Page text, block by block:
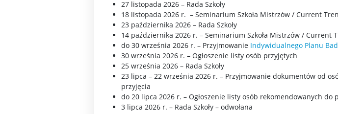
27 listopada 2026 – Rada Szkoły
18 listopada 2026 r. – Seminarium Szkoła Mistrzów / Current
23 października 2026 – Rada Szkoły
14 października 2026 r. – Seminarium Szkoła Mistrzów / Current
do 30 września 2026 r. – Przyjmowanie Indywidualnego Planu
30 września 2026 r. – Ogłoszenie listy osób przyjętych
25 września 2026 – Rada Szkoły
23 lipca – 22 września 2026 r. – Przyjmowanie dokumentów od
przyjęcia
do 20 lipca 2026 r. – Ogłoszenie listy osób rekomendowanych do
3 lipca 2026 r. – Rada Szkoły – odwołana